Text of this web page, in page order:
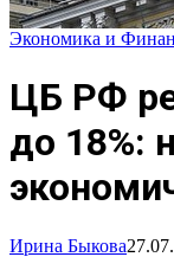
Экономика и
ЦБ РФ
до 18%:
Ирина Быкова